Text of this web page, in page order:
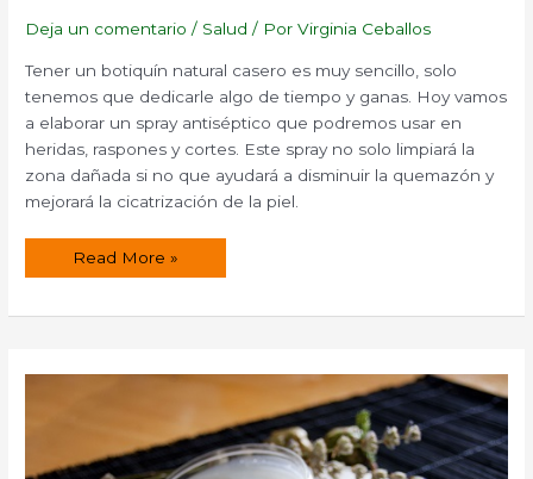
Deja un comentario / Salud / PorVirginia Ceballos
Tener un botiquín natural casero es muy sencillo, solo
tenemos que dedicarle algo de tiempo y ganas. Hoy vamos
a elaborar un spray antiséptico que podremos usar en
heridas, raspones y cortes. Este spray no solo limpiará la
zona dañada si no que ayudará a disminuir la quemazón y
mejorará la cicatrización de la piel.
Spray
cortes
Read More »